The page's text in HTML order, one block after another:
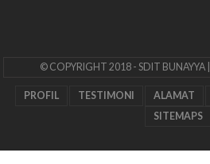
© COPYRIGHT 2018 - SDIT BUNAYYA
PROFIL TESTIMONI ALAMAT
SITEMAPS